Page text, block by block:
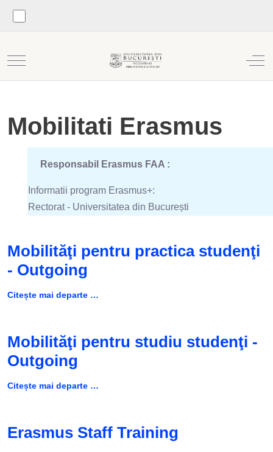
Mobile Menu Toggle Off-
Mobilitati Erasmus
Responsabil Erasmus FAA :
Informatii program Erasmus+:
Rectorat - Universitatea din București
Mobilităţi pentru practica studenţi
- Outgoing
Citește mai departe …
Mobilităţi pentru studiu studenţi -
Outgoing
Citește mai departe …
Erasmus Staff Training